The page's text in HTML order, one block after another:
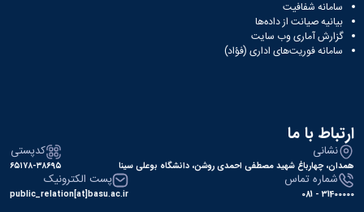
سامانه شفافیت
بیانیه صیانت از داده‌ها
گزارش آماری وب‌ سایت
سامانه فوریت‌های اداری (فؤاد)
ارتباط با ما
نشانی
همدان، چهارباغ شهید مصطفی احمدی روشن، دانشگاه بوعلی سینا
کدپستی
۶۵۱۷۸-۳۸۶۹۵
شماره تماس
31400000 - 081
پست الکترونیک
public_relation[at]basu.ac.ir